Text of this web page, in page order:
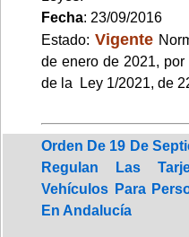
Fecha: 23/09/2016
Estado: Vigente
de enero de 2021,
de la Ley 1/2021, de
Orden De 19 De
Regulan Las
Vehículos Para
En Andalucía